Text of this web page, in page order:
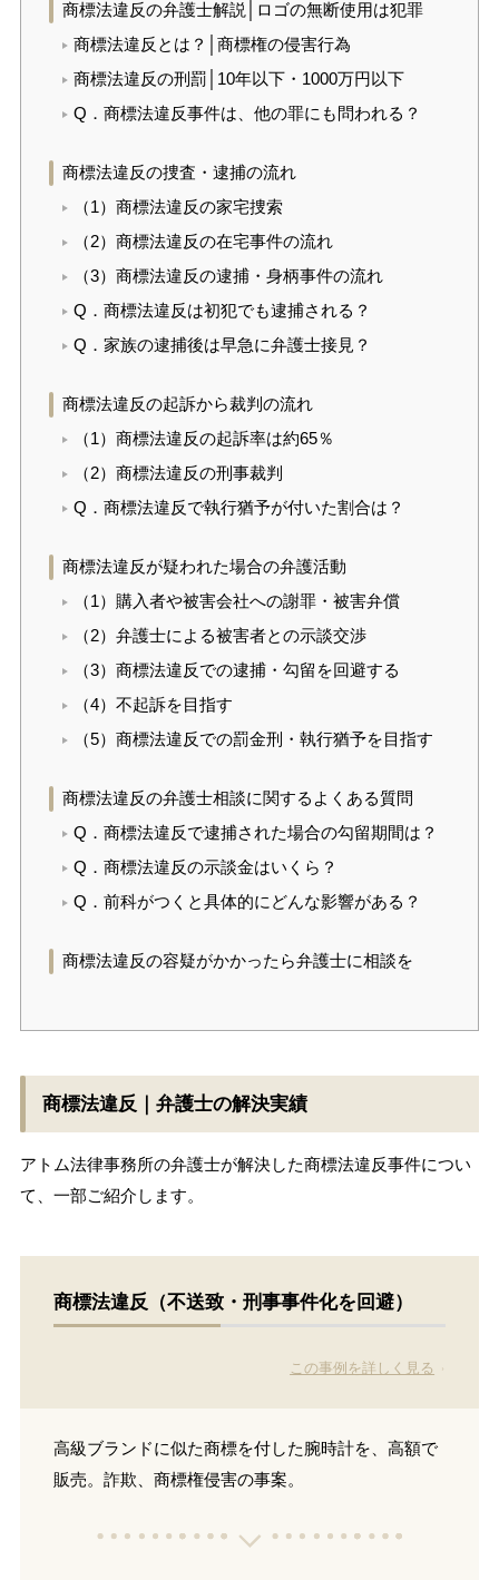
商標法違反の弁護士解説│ロゴの無断使用は犯罪
商標法違反とは？│商標権の侵害行為
商標法違反の刑罰│10年以下・1000万円以下
Q．商標法違反事件は、他の罪にも問われる？
商標法違反の捜査・逮捕の流れ
（1）商標法違反の家宅捜索
（2）商標法違反の在宅事件の流れ
（3）商標法違反の逮捕・身柄事件の流れ
Q．商標法違反は初犯でも逮捕される？
Q．家族の逮捕後は早急に弁護士接見？
商標法違反の起訴から裁判の流れ
（1）商標法違反の起訴率は約65％
（2）商標法違反の刑事裁判
Q．商標法違反で執行猶予が付いた割合は？
商標法違反が疑われた場合の弁護活動
（1）購入者や被害会社への謝罪・被害弁償
（2）弁護士による被害者との示談交渉
（3）商標法違反での逮捕・勾留を回避する
（4）不起訴を目指す
（5）商標法違反での罰金刑・執行猶予を目指す
商標法違反の弁護士相談に関するよくある質問
Q．商標法違反で逮捕された場合の勾留期間は？
Q．商標法違反の示談金はいくら？
Q．前科がつくと具体的にどんな影響がある？
商標法違反の容疑がかかったら弁護士に相談を
商標法違反｜弁護士の解決実績
アトム法律事務所の弁護士が解決した商標法違反事件につい
て、一部ご紹介します。
商標法違反（不送致・刑事事件化を回避）
この事例を詳しく見る
高級ブランドに似た商標を付した腕時計を、高額で
販売。詐欺、商標権侵害の事案。